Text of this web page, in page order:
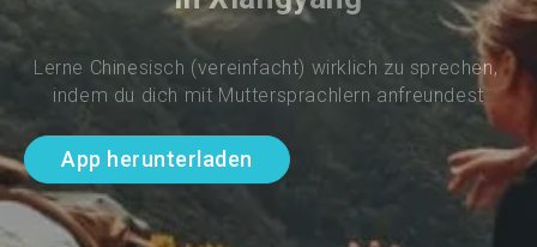
Lerne Chinesisch (vereinfacht) wirklich zu sprechen,
indem du dich mit Muttersprachlern anfreundest
App herunterladen